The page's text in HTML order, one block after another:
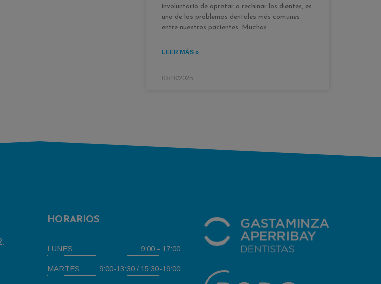
involuntario de apretar o rechinar los dientes, es
uno de los problemas dentales más comunes
entre nuestros pacientes. Muchas
LEER MÁS »
08/10/2025
.
HORARIOS
LUNES 9:00 - 17:00
MARTES 9:00-13:30 / 15:30-19:00